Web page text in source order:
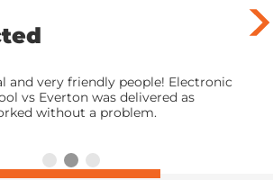
and very friendly people! Electronic
vs Everton was delivered as
without a problem.